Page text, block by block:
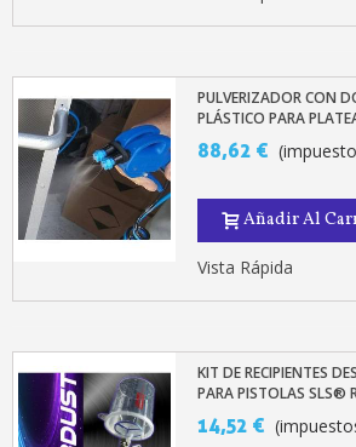
PULVERIZADOR CON
PLÁSTICO PARA
88,62 €
Añadir Al
Vista Rápida
KIT DE RECIPIENTES
PARA PISTOLAS SLS®
14,52 €